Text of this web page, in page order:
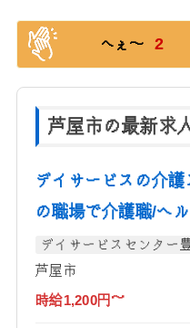
へぇ〜 2
芦屋市の最新求
デイサービスの介
の職場で介護職/ヘ
デイサービスセンター
芦屋市
時給1,200円～